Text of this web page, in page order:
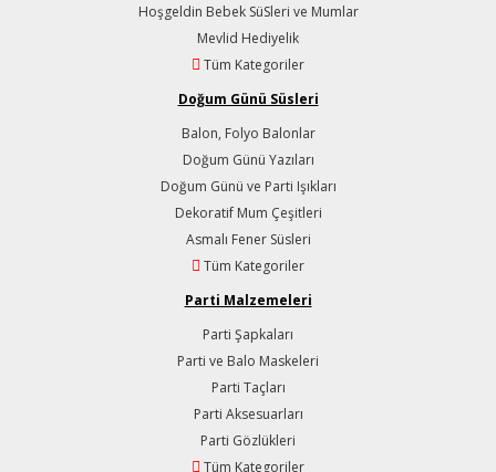
Hoşgeldin Bebek SüSleri ve Mumlar
Mevlid Hediyelik
Tüm Kategoriler
Doğum Günü Süsleri
Balon, Folyo Balonlar
Doğum Günü Yazıları
Doğum Günü ve Parti Işıkları
Dekoratif Mum Çeşitleri
Asmalı Fener Süsleri
Tüm Kategoriler
Parti Malzemeleri
Parti Şapkaları
Parti ve Balo Maskeleri
Parti Taçları
Parti Aksesuarları
Parti Gözlükleri
Tüm Kategoriler